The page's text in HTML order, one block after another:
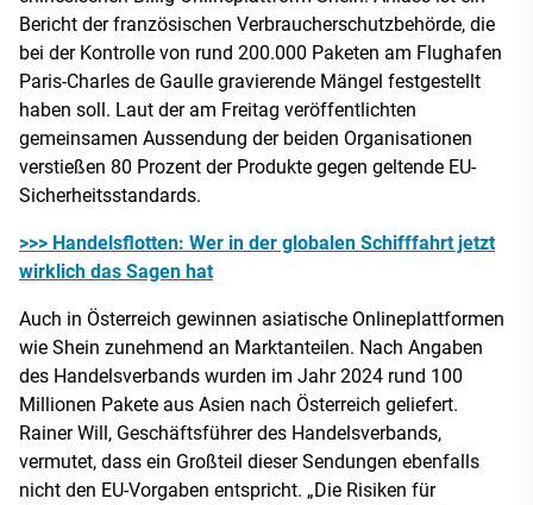
Bericht der französischen Verbraucherschutzbehörde, die
bei der Kontrolle von rund 200.000 Paketen am Flughafen
Paris-Charles de Gaulle gravierende Mängel festgestellt
haben soll. Laut der am Freitag veröffentlichten
gemeinsamen Aussendung der beiden Organisationen
verstießen 80 Prozent der Produkte gegen geltende EU-
Sicherheitsstandards.
>>> Handelsflotten: Wer in der globalen Schifffahrt jetzt
wirklich das Sagen hat
Auch in Österreich gewinnen asiatische Onlineplattformen
wie Shein zunehmend an Marktanteilen. Nach Angaben
des Handelsverbands wurden im Jahr 2024 rund 100
Millionen Pakete aus Asien nach Österreich geliefert.
Rainer Will, Geschäftsführer des Handelsverbands,
vermutet, dass ein Großteil dieser Sendungen ebenfalls
nicht den EU-Vorgaben entspricht. „Die Risiken für